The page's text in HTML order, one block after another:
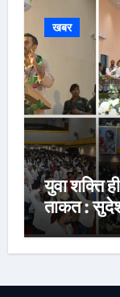
खबर
युवा शक्ति
ताकत :